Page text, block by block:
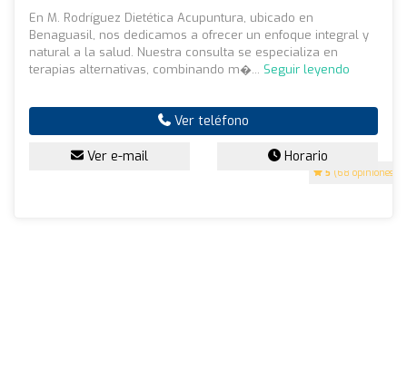
5 (68 opiniones)
En M. Rodríguez Dietética Acupuntura, ubicado en
Benaguasil, nos dedicamos a ofrecer un enfoque integral y
natural a la salud. Nuestra consulta se especializa en
terapias alternativas, combinando m�... Seguir leyendo
Ver teléfono
Ver e-mail Horario